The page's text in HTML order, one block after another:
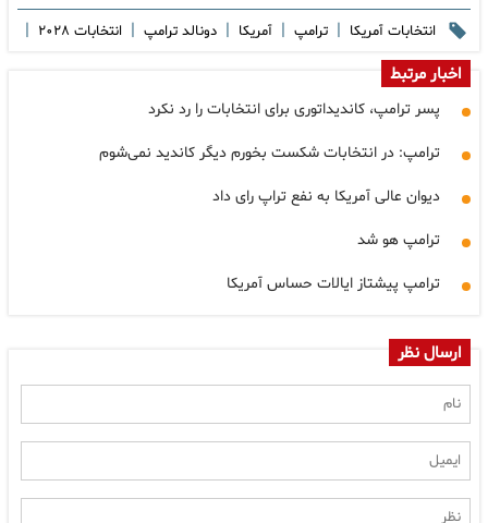
انتخابات آمریکا | ترامپ | آمریکا | دونالد ترامپ | انتخابات ۲۰۲۸ |
اخبار مرتبط
پسر ترامپ، کاندیداتوری برای انتخابات را رد نکرد
ترامپ: در انتخابات شکست بخورم دیگر کاندید نمی‌شوم
دیوان عالی آمریکا به نفع تراپ رای داد
ترامپ هو شد
ترامپ پیشتاز ایالات حساس آمریکا
ارسال نظر